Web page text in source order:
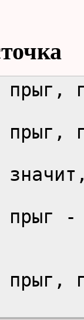
прыг,
прыг,
прыг -
прыг,